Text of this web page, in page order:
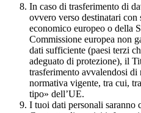
In caso di trasferimento di
ovvero verso destinatari
economico europeo o della
Commissione europea non
dati sufficiente (paesi terzi
adeguato di protezione), il
trasferimento avvalendosi
normativa vigente, tra cui,
tipo» dell’UE.
I tuoi dati personali saranno